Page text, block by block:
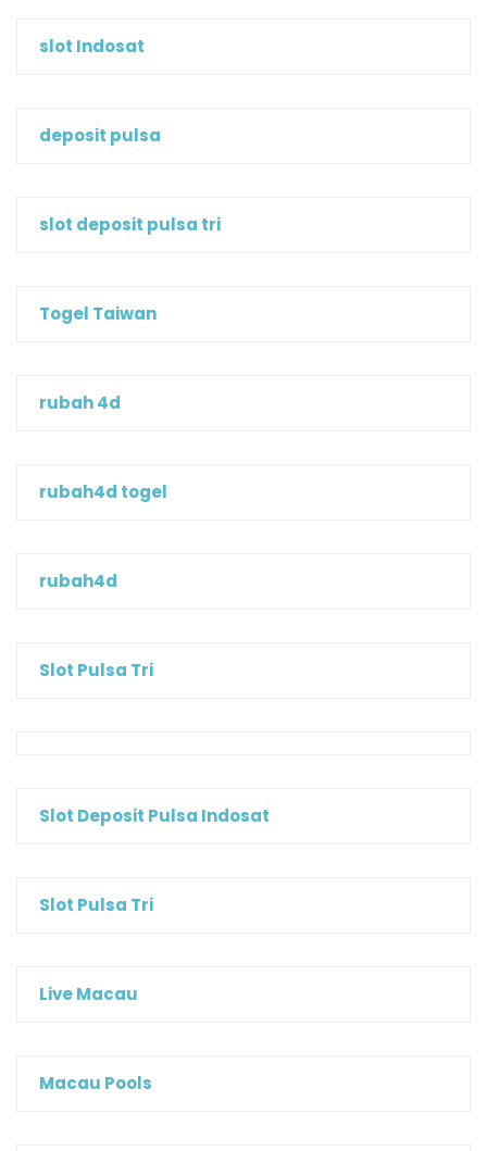
slot Indosat
deposit pulsa
slot deposit pulsa tri
Togel Taiwan
rubah 4d
rubah4d togel
rubah4d
Slot Pulsa Tri
Slot Deposit Pulsa Indosat
Slot Pulsa Tri
Live Macau
Macau Pools